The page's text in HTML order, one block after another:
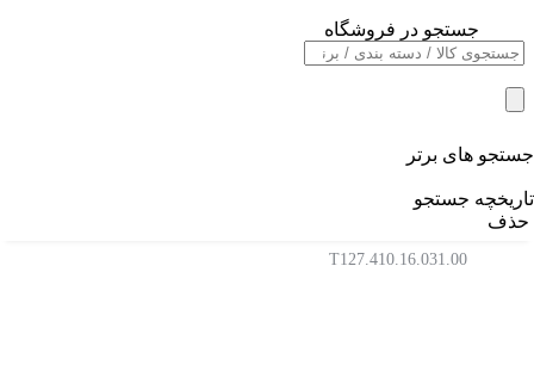
جستجو در فروشگاه
جستجو های برتر
تاریخچه جستجو
حذف
خانه
بند چرمی مردانه
T127.410.16.031.00